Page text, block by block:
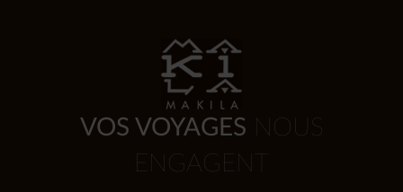
VOS VOYAGES NOUS
ENGAGENT